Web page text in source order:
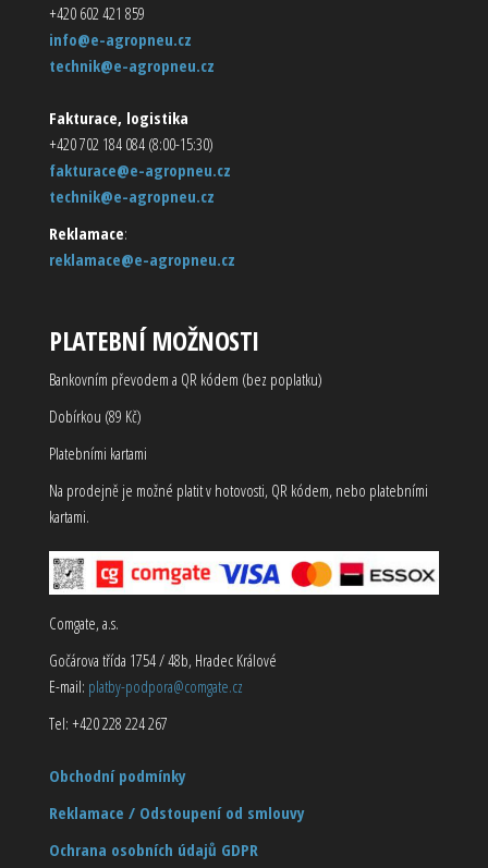
+420 602 421 859
info@e-agropneu.cz
technik@e-agropneu.cz
Fakturace, logistika
+420 702 184 084 (8:00-15:30)
fakturace@e-agropneu.cz
technik@e-agropneu.cz
Reklamace:
reklamace@e-agropneu.cz
PLATEBNÍ MOŽNOSTI
Bankovním převodem a QR kódem (bez poplatku)
Dobírkou (89 Kč)
Platebními kartami
Na prodejně je možné platit v hotovosti, QR kódem, nebo platebními
kartami.
Comgate, a.s.
Gočárova třída 1754 / 48b, Hradec Králové
E-mail: platby-podpora@comgate.cz
Tel: +420 228 224 267
Obchodní podmínky
Reklamace / Odstoupení od smlouvy
Ochrana osobních údajů GDPR